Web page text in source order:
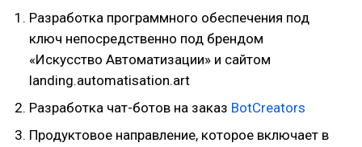
Разработка программного обеспечения под
ключ непосредственно под брендом
«Искусство Автоматизации» и сайтом
landing.automatisation.art
Разработка чат-ботов на заказ BotCreators
Продуктовое направление, которое включает в